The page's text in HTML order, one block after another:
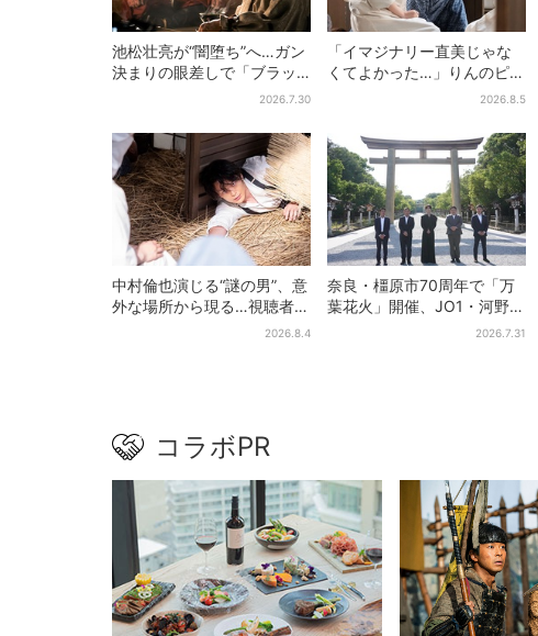
池松壮亮が“闇堕ち”へ…ガン
決まりの眼差しで「ブラッ
ク秀吉がログイン」【豊臣
2026.7.30
「イマジナリー直美じゃな
くてよかった…」りんのピン
チに駆けつける直美、ベス
喜
2026.8.5
中村倫也演じる“謎の男”、意
外な場所から現る…視聴者歓
喜「こんな登場シーンと2026.8.4
奈良・橿原市70周年で「万
葉花火」開催、JO1・河野純
喜がアンバサダーに…グルー
2026.7.31
コラボPR